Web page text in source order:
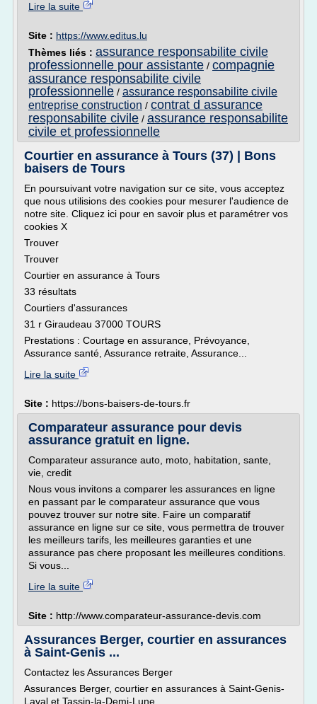
Lire la suite
Site : https://www.editus.lu
Thèmes liés : assurance responsabilite civile
professionnelle pour assistante / compagnie
assurance responsabilite civile
professionnelle / assurance responsabilite civile
entreprise construction / contrat d assurance
responsabilite civile / assurance responsabilite
civile et professionnelle
Courtier en assurance à Tours (37) | Bons
baisers de Tours
En poursuivant votre navigation sur ce site, vous acceptez
que nous utilisions des cookies pour mesurer l'audience de
notre site. Cliquez ici pour en savoir plus et paramétrer vos
cookies X
Trouver
Trouver
Courtier en assurance à Tours
33 résultats
Courtiers d'assurances
31 r Giraudeau 37000 TOURS
Prestations : Courtage en assurance, Prévoyance,
Assurance santé, Assurance retraite, Assurance...
Lire la suite
Site : https://bons-baisers-de-tours.fr
Comparateur assurance pour devis
assurance gratuit en ligne.
Comparateur assurance auto, moto, habitation, sante,
vie, credit
Nous vous invitons a comparer les assurances en ligne
en passant par le comparateur assurance que vous
pouvez trouver sur notre site. Faire un comparatif
assurance en ligne sur ce site, vous permettra de trouver
les meilleurs tarifs, les meilleures garanties et une
assurance pas chere proposant les meilleures conditions.
Si vous...
Lire la suite
Site : http://www.comparateur-assurance-devis.com
Assurances Berger, courtier en assurances
à Saint-Genis ...
Contactez les Assurances Berger
Assurances Berger, courtier en assurances à Saint-Genis-
Laval et Tassin-la-Demi-Lune